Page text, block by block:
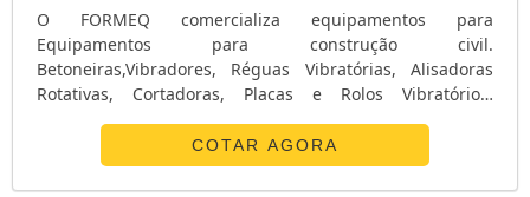
O FORMEQ comercializa equipamentos para
Equipamentos para construção civil.
Betoneiras,Vibradores, Réguas Vibratórias, Alisadoras
Rotativas, Cortadoras, Placas e Rolos Vibratórios,
Compactadores de Solos, Rompedores e Andaimes. Os
geradores elétricos para soldagem disponíveis na
FORMEQ distribuidora de várias marcas e que tem
COTAR AGORA